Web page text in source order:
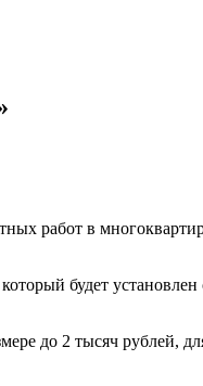
работ в
будет
до 2 тысяч рублей,